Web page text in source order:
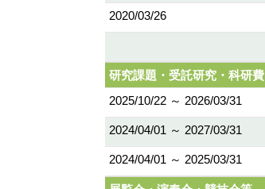
2020/03/26
研究課題・受託研究・科研費
2025/10/22 ～ 2026/03/31
2024/04/01 ～ 2027/03/31
2024/04/01 ～ 2025/03/31